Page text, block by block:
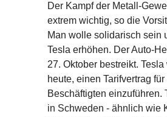
Der Kampf der Metall-
extrem wichtig, so die
Man wolle solidarisch sein
Tesla erhöhen. Der Auto-
27. Oktober bestreikt.
heute, einen Tarifvertrag
Beschäftigten einzuführen.
in Schweden - ähnlich wie